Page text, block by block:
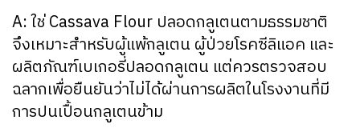
A: ใช่ Cassava Flour ปลอดกลูเตนตามธรรมชาติ
จึงเหมาะสำหรับผู้แพ้กลูเตน ผู้ป่วยโรคซีลิแอค และ
ผลิตภัณฑ์เบเกอรี่ปลอดกลูเตน แต่ควรตรวจสอบ
ฉลากเพื่อยืนยันว่าไม่ได้ผ่านการผลิตในโรงงานที่มี
การปนเปื้อนกลูเตนข้าม